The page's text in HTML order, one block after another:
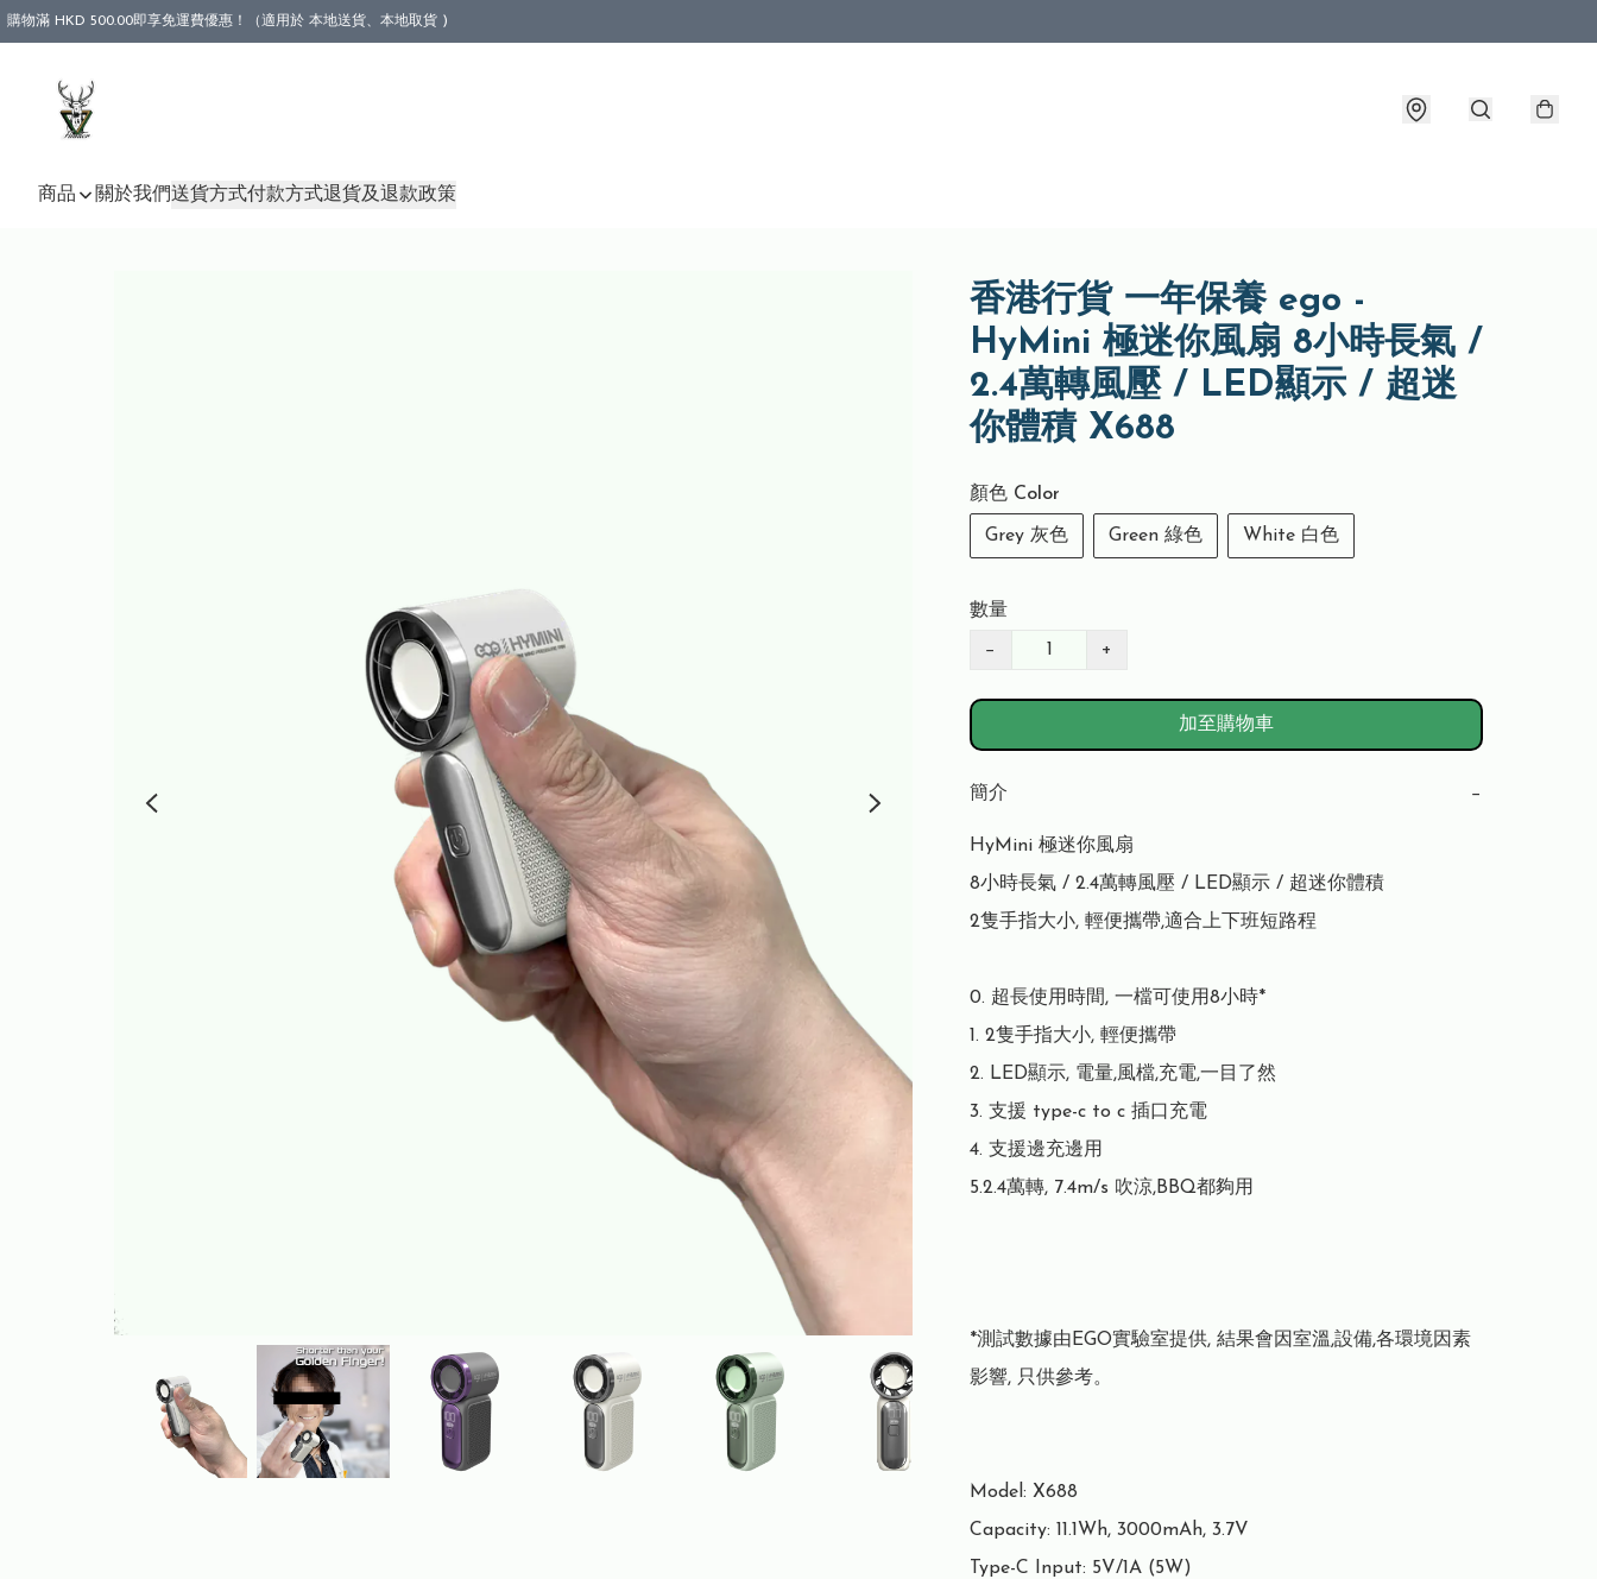
購物滿 HKD 500.00即享免運費優惠！（適用於 本地送貨、本地取貨 )
商品 關於我們送貨方式付款方式退貨及退款政策
香港行貨 一年保養 ego -
HyMini 極迷你風扇 8小時長氣 /
2.4萬轉風壓 / LED顯示 / 超迷
你體積 X688
顏色 Color
Grey 灰色 Green 綠色 White 白色
數量
− +
加至購物車
簡介 −
HyMini 極迷你風扇
8小時長氣 / 2.4萬轉風壓 / LED顯示 / 超迷你體積
2隻手指大小, 輕便攜帶,適合上下班短路程
0. 超長使用時間, 一檔可使用8小時*
1. 2隻手指大小, 輕便攜帶
2. LED顯示, 電量,風檔,充電,一目了然
3. 支援 type-c to c 插口充電
4. 支援邊充邊用
5.2.4萬轉, 7.4m/s 吹涼,BBQ都夠用
*測試數據由EGO實驗室提供, 結果會因室溫,設備,各環境因素
影響, 只供參考。
Model: X688
Capacity: 11.1Wh, 3000mAh, 3.7V
Type-C Input: 5V/1A (5W)